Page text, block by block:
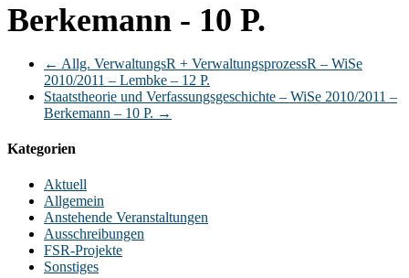
Berkemann - 10 P.
← Allg. VerwaltungsR + VerwaltungsprozessR – WiSe
2010/2011 – Lembke – 12 P.
Staatstheorie und Verfassungsgeschichte – WiSe 2010/2011 –
Berkemann – 10 P. →
Kategorien
Aktuell
Allgemein
Anstehende Veranstaltungen
Ausschreibungen
FSR-Projekte
Sonstiges